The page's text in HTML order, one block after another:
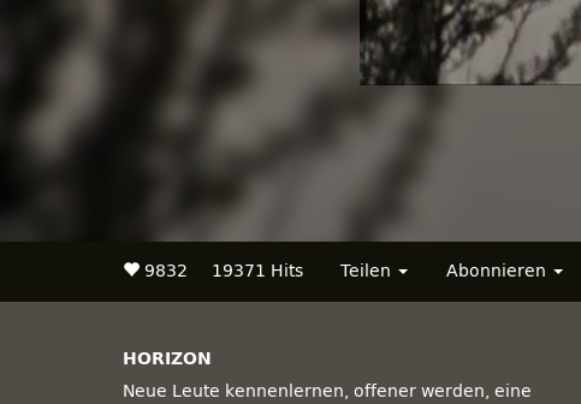
9832 19371 Hits Teilen Abonnieren
HORIZON
Neue Leute kennenlernen, offener werden, eine